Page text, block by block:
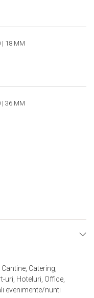
| 18 MM
| 36 MM
Catering,
Hoteluri, Office,
evenimente/nunti